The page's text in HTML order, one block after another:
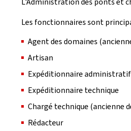
Les fonctionnaires sont
Agent des domaines
Artisan
Expéditionnaire administratif
Expéditionnaire technique
Chargé technique (ancienne
Rédacteur